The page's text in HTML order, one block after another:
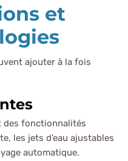
et
ajouter à la fois
des fonctionnalités
les jets d’eau ajustables
automatique.